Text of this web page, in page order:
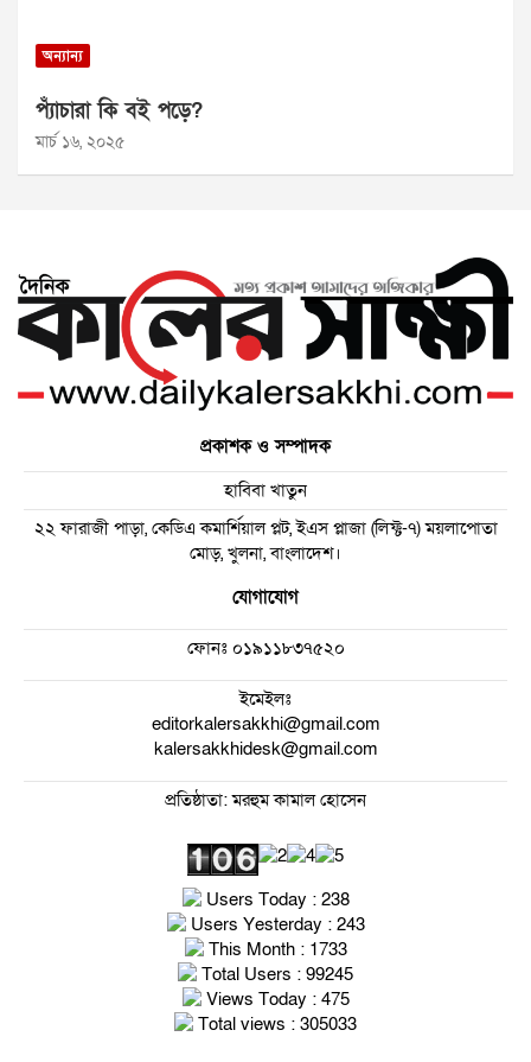
অন্যান্য
প্যাঁচারা কি বই পড়ে?
মার্চ ১৬, ২০২৫
প্রকাশক ও সম্পাদক
হাবিবা খাতুন
২২ ফারাজী পাড়া, কেডিএ কমার্শিয়াল প্লট, ইএস প্লাজা (লিফ্ট-৭) ময়লাপোতা
মোড়, খুলনা, বাংলাদেশ।
যোগাযোগ
ফোনঃ০১৯১১৮৩৭৫২০
ইমেইলঃ
editorkalersakkhi@gmail.com
kalersakkhidesk@gmail.com
প্রতিষ্ঠাতা: মরহুম কামাল হোসেন
Users Today : 238
Users Yesterday : 243
This Month : 1733
Total Users : 99245
Views Today : 475
Total views : 305033